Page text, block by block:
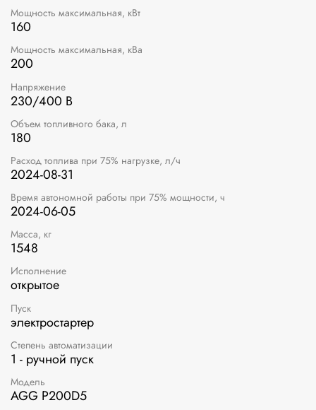
Мощность максимальная, кВт
160
Мощность максимальная, кВа
200
Напряжение
230/400 В
Объем топливного бака, л
180
Расход топлива при 75% нагрузке, л/ч
2024-08-31
Время автономной работы при 75% мощности, ч
2024-06-05
Масса, кг
1548
Исполнение
открытое
Пуск
электростартер
Степень автоматизации
1 - ручной пуск
Модель
AGG P200D5